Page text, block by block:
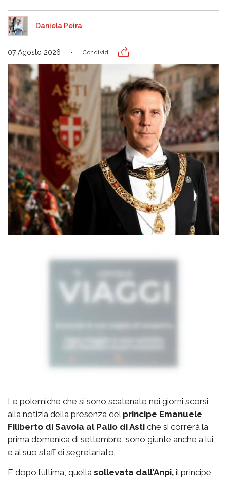
Daniela Peira
07 Agosto 2026 Condividi
Le polemiche che si sono scatenate nei giorni scorsi
alla notizia della presenza del principe Emanuele
Filiberto di Savoia al Palio di Asti che si correrà la
prima domenica di settembre, sono giunte anche a lui
e al suo staff di segretariato.
E dopo l’ultima, quella sollevata dall’Anpi, il principe